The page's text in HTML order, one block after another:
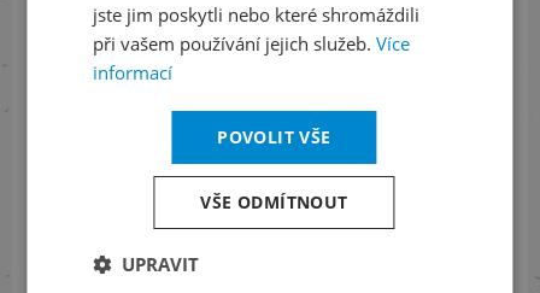
Sledujte nás na sociálních sítích
LinkedIn
Informace o stavu objednávek
+420 461 049 232
jste jim poskytli nebo které shromáždili
při vašem používání jejich služeb. Více
informací
POVOLIT VŠE
VŠE ODMÍTNOUT
UPRAVIT